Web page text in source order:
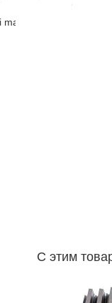
)
С этим